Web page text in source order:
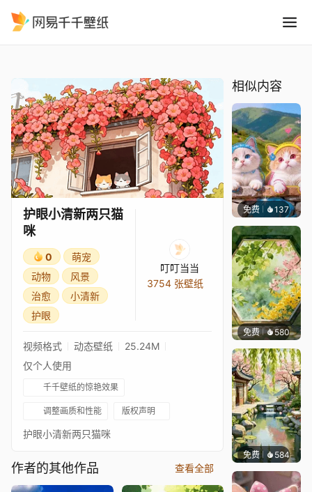
护眼小清新两只猫
咪
0
萌宠
动物
风景
治愈
小清新
护眼
叮叮当当
3754 张壁纸
视频格式 动态壁纸
25.24M
仅个人使用
千千壁纸的惊艳效果
调整画质和性能 版权声明
护眼小清新两只猫咪
作者的其他作品 查看全部
相似内容
免费 137豆子
免费 580渔小小
免费 584渔小小